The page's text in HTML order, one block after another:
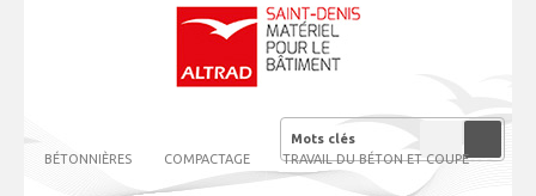
BÉTONNIÈRES COMPACTAGE TRAVAIL DU BÉTON ET COUPE